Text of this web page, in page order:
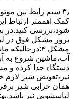
۳٫ ﺳﯿﻢ راﺑﻂ ﺑﯿﻦ
کمک اهممتر ارﺗﺒﺎط
ﺷﻮد،بررسی ﮐﻨﯿﺪ.در
ﺑﺮوز مشکل ﻓﻮق در
مشکل
آب،ﻣﺎﺷﯿﻦ ﺷﺮوع ﺑﻪ
دستگاه جدا کرده و
نیز،تعویض شیر لازم
همان خرابی شیر
لباسشویی نیز